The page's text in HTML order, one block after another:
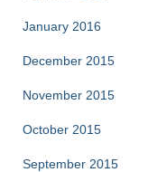
January 2016
December 2015
November 2015
October 2015
September 2015